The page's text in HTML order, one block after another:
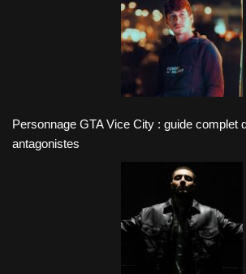
Personnage GTA Vice City : guide complet
antagonistes